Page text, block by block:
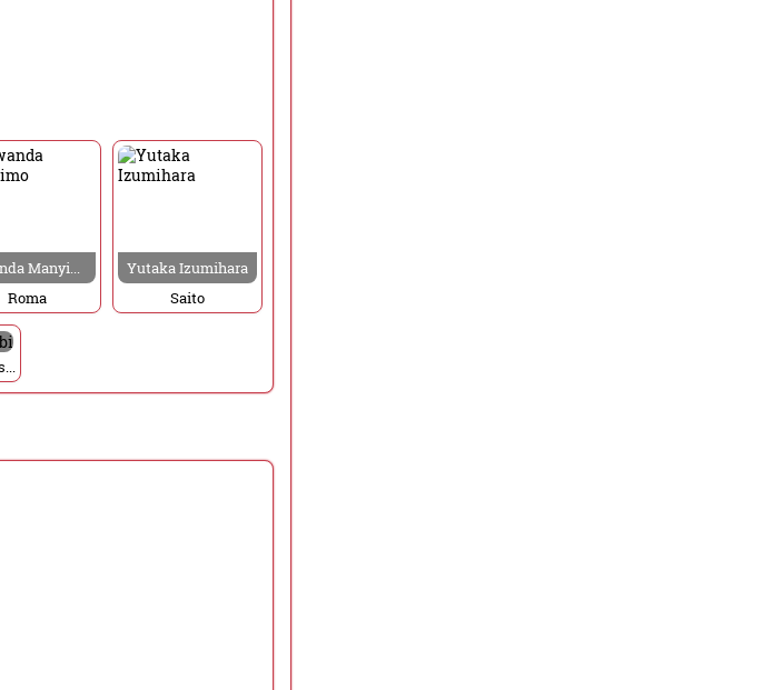
Tawanda Manyimo
Roma
Yutaka Izumihara
Saito
Ambassador Kiyoshi